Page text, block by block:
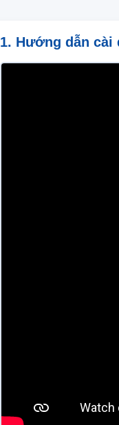
1. Hướng dẫn cài